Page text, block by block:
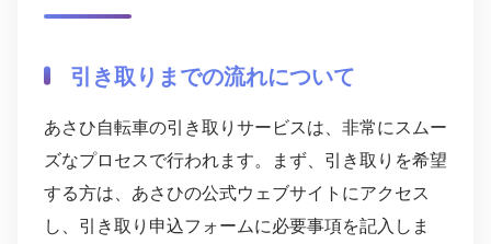
引き取りまでの流れについて
あさひ自転車の引き取りサービスは、非常にスムー
ズなプロセスで行われます。まず、引き取りを希望
する方は、あさひの公式ウェブサイトにアクセス
し、引き取り申込フォームに必要事項を記入しま